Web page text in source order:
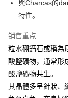
运送方式
全家取貨付款
每笔NT$80，满
7-11取貨付款
每笔NT$80，满
與Charcas的
特性。
销售重点
粒水硼鈣石或稱為
酸鹽礦物，通常形
酸鹽礦物共生。
其晶體多呈針狀、